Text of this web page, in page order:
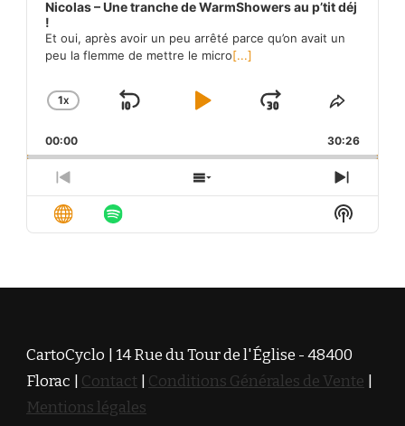
Nicolas – Une tranche de WarmShowers au p’tit déj
!
Et oui, après avoir un peu arrêté parce qu’on avait un
peu la flemme de mettre le micro[...]
CHANGE
RATE
1X
SKIP
PLAYJUMP
FORWARD
SHARE
00:00 30:26
PREVIOUS
EPISODE
SHOW
EPISODES
NEXT
Show
CartoCyclo | 14 Rue du Tour de l'Église - 48400
Florac | Contact | Conditions Générales de Vente |
Mentions légales